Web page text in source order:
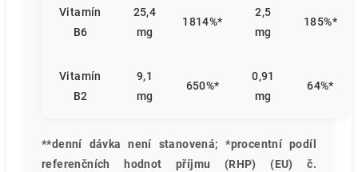
Vitamín
B6
25,4
mg
1814%*
2,5
mg
185%*
Vitamín
B2
9,1
mg
650%*
0,91
mg
64%*
**denní dávka není stanovená; *procentní podíl
referenčních hodnot příjmu (RHP) (EU) č.